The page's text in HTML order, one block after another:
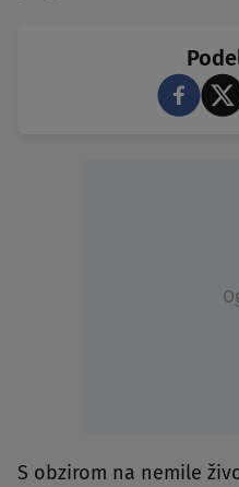
S obzirom na nemile